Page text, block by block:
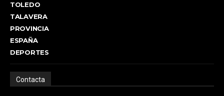
TOLEDO
TALAVERA
PROVINCIA
ESPAÑA
DEPORTES
Contacta